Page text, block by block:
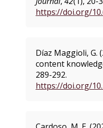
https://doi.org/
Díaz Maggioli, G.
content
289-292.
https://doi.org/